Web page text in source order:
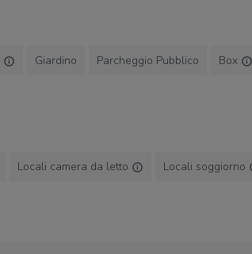
Giardino Parcheggio Pubblico Box
Locali camera da letto Locali soggiorno